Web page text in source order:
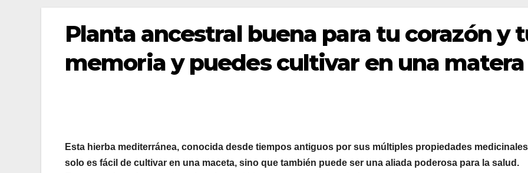
Planta ancestral buena para tu corazón y
memoria y puedes cultivar en una matera
Esta hierba mediterránea, conocida desde tiempos antiguos por sus múltiples propiedades
solo es fácil de cultivar en una maceta, sino que también puede ser una aliada poderosa para la salud.